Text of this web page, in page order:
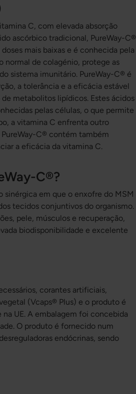
C, com elevada absorção
ascórbico tradicional, PureWay-C®
mais baixas e é conhecida pela
normal de colagénio, protege as
sistema imunitário. PureWay-C® é
a tolerância e a eficácia estável
metabolitos lipídicos. Estes ácidos
pelas células, o que permite
a vitamina C enfrenta outro
PureWay-C® contém também
a eficácia da vitamina C.
C®?
em que o enxofre do MSM
tecidos conjuntivos do organismo.
pele, músculos e recuperação,
biodisponibilidade e excelente
corantes artificiais,
(Vcaps® Plus) e o produto é
UE. A embalagem foi concebida
O produto é fornecido num
endócrinas, sendo